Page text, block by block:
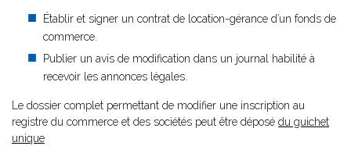
Établir et signer un contrat de location-gérance d’un fonds de
commerce.
Publier un avis de modification dans un journal habilité à
recevoir les annonces légales.
Le dossier complet permettant de modifier une inscription au
registre du commerce et des sociétés peut être déposé du guichet
unique